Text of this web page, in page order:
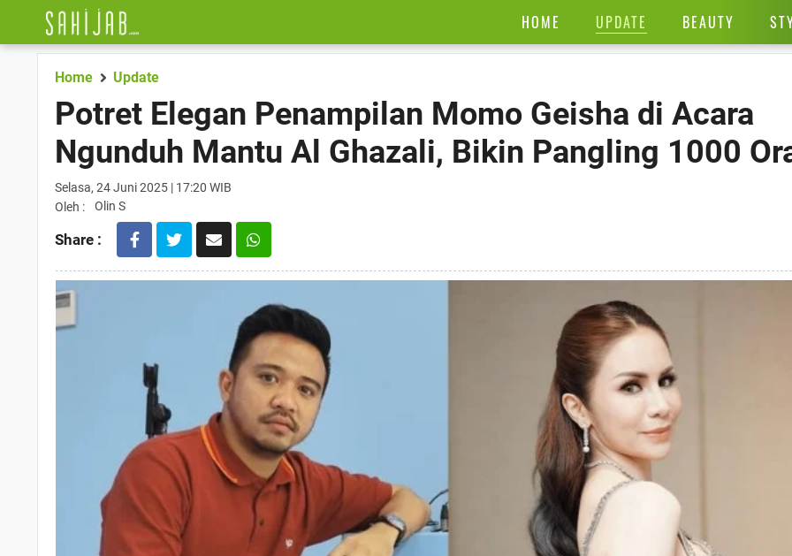
HOME UPDATE BEAUTY
Home Update
Potret Elegan Penampilan Momo Geisha di Acara
Ngunduh Mantu Al Ghazali, Bikin Pangling 1000
Selasa, 24 Juni 2025 | 17:20 WIB
Oleh :
Olin S
Share :